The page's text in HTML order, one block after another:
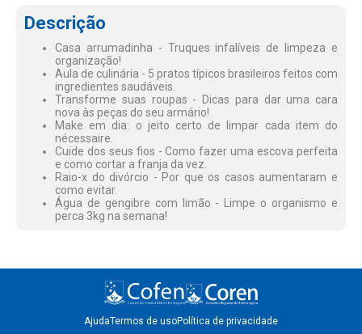
Descrição
Casa arrumadinha - Truques infalíveis de limpeza e
organização!
Aula de culinária - 5 pratos típicos brasileiros feitos com
ingredientes saudáveis.
Transforme suas roupas - Dicas para dar uma cara
nova às peças do seu armário!
Make em dia: o jeito certo de limpar cada item do
nécessaire.
Cuide dos seus fios - Como fazer uma escova perfeita
e como cortar a franja da vez.
Raio-x do divórcio - Por que os casos aumentaram e
como evitar.
Água de gengibre com limão - Limpe o organismo e
perca 3kg na semana!
AjudaTermos de usoPolítica de privacidade